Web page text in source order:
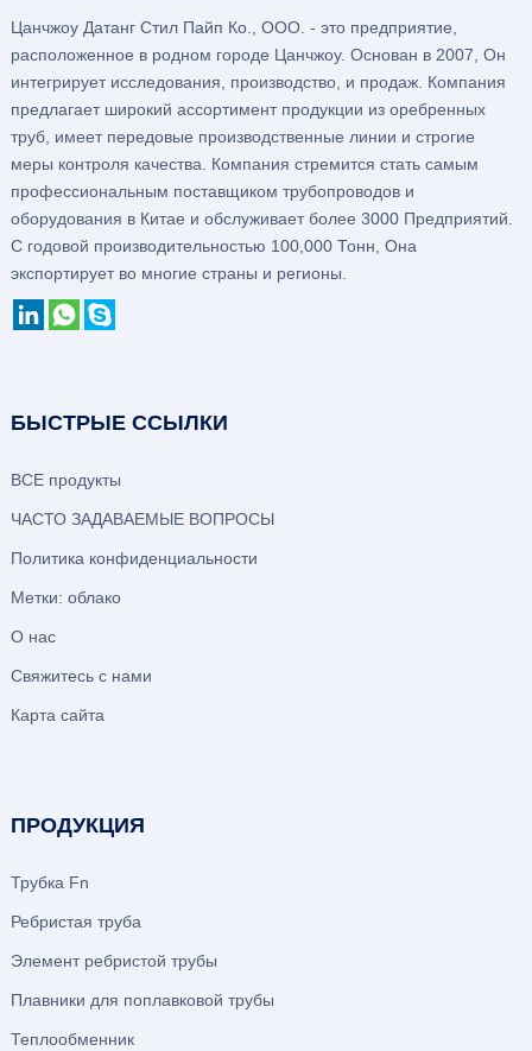
Цанчжоу Датанг Стил Пайп Ко., ООО. - это предприятие,
расположенное в родном городе Цанчжоу. Основан в 2007, Он
интегрирует исследования, производство, и продаж. Компания
предлагает широкий ассортимент продукции из оребренных
труб, имеет передовые производственные линии и строгие
меры контроля качества. Компания стремится стать самым
профессиональным поставщиком трубопроводов и
оборудования в Китае и обслуживает более 3000 Предприятий.
С годовой производительностью 100,000 Тонн, Она
экспортирует во многие страны и регионы.
БЫСТРЫЕ ССЫЛКИ
ВСЕ продукты
ЧАСТО ЗАДАВАЕМЫЕ ВОПРОСЫ
Политика конфиденциальности
Метки: облако
О нас
Свяжитесь с нами
Карта сайта
ПРОДУКЦИЯ
Трубка Fn
Ребристая труба
Элемент ребристой трубы
Плавники для поплавковой трубы
Теплообменник